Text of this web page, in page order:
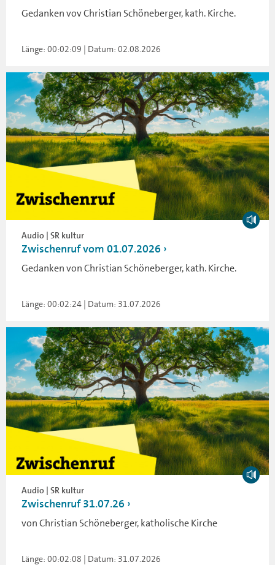
Gedanken vov Christian Schöneberger, kath. Kirche.
Länge: 00:02:09 | Datum: 02.08.2026
Audio | SR kultur
Zwischenruf vom 01.07.2026
Gedanken von Christian Schöneberger, kath. Kirche.
Länge: 00:02:24 | Datum: 31.07.2026
Audio | SR kultur
Zwischenruf 31.07.26
von Christian Schöneberger, katholische Kirche
Länge: 00:02:08 | Datum: 31.07.2026